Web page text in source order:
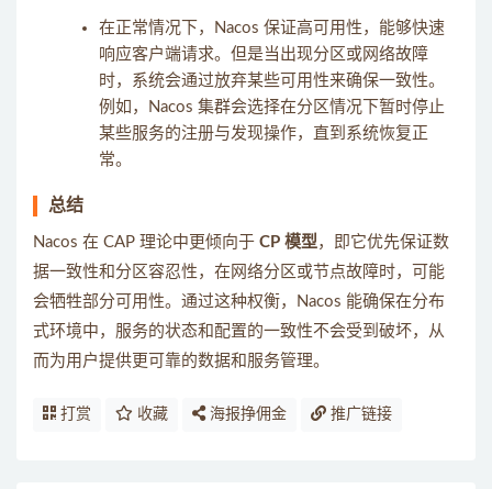
在正常情况下，Nacos 保证高可用性，能够快速
响应客户端请求。但是当出现分区或网络故障
时，系统会通过放弃某些可用性来确保一致性。
例如，Nacos 集群会选择在分区情况下暂时停止
某些服务的注册与发现操作，直到系统恢复正
常。
总结
Nacos 在 CAP 理论中更倾向于 CP 模型，即它优先保证数
据一致性和分区容忍性，在网络分区或节点故障时，可能
会牺牲部分可用性。通过这种权衡，Nacos 能确保在分布
式环境中，服务的状态和配置的一致性不会受到破坏，从
而为用户提供更可靠的数据和服务管理。
打赏 收藏 海报挣佣金 推广链接